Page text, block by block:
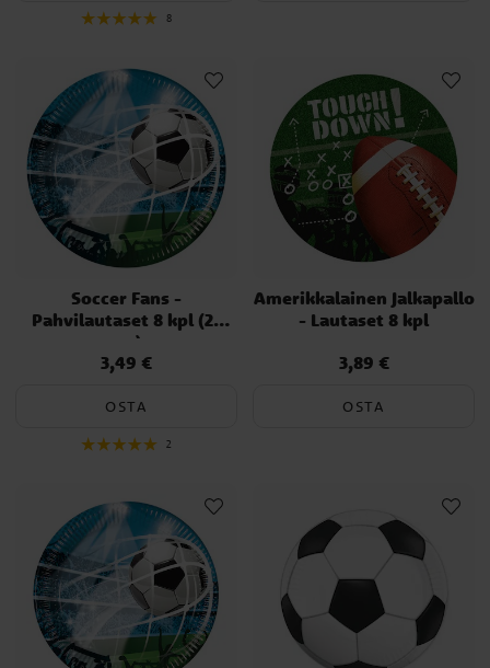
8
Soccer Fans -
Pahvilautaset 8 kpl (23
cm)
Hinta:3,49 €
3,49 €
OSTA
2
Amerikkalainen Jalkapallo
- Lautaset 8 kpl
Hinta:3,89 €
3,89 €
OSTA